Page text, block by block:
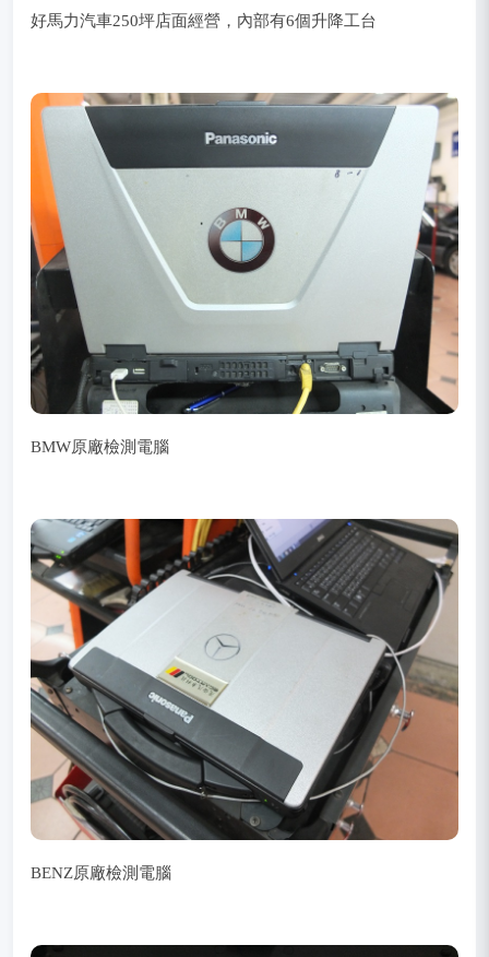
好馬力汽車250坪店面經營，內部有6個升降工台
BMW原廠檢測電腦
BENZ原廠檢測電腦